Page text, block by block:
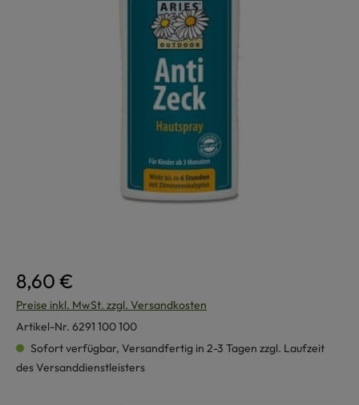
8,60 €
Preise inkl. MwSt. zzgl. Versandkosten
Artikel-Nr. 6291 100 100
Sofort verfügbar, Versandfertig in 2-3 Tagen zzgl. Laufzeit
des Versanddienstleisters